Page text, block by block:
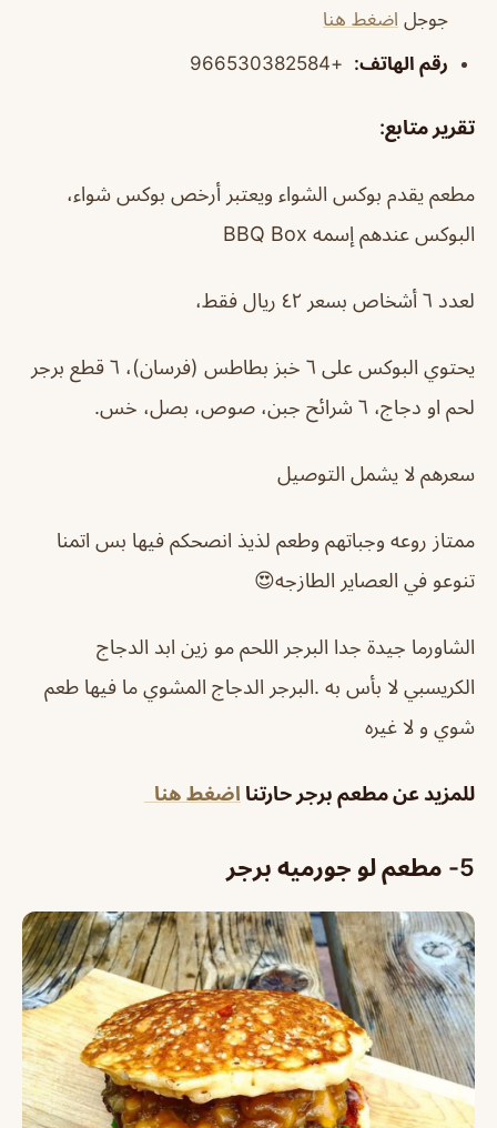
جوجل اضغط هنا
رقم الهاتف:
+966530382584
تقرير متابع:
مطعم يقدم بوكس الشواء ويعتبر أرخص بوكس شواء،
البوكس عندهم إسمه BBQ Box
لعدد ٦ أشخاص بسعر ٤٢ ريال فقط،
يحتوي البوكس على ٦ خبز بطاطس (فرسان)، ٦ قطع برجر
لحم او دجاج، ٦ شرائح جبن، صوص، بصل، خس.
سعرهم لا يشمل التوصيل
ممتاز روعه وجباتهم وطعم لذيذ انصحكم فيها بس اتمنا
تنوعو في العصاير الطازجه😍
الشاورما جيدة جدا البرجر اللحم مو زين ابد الدجاج
الكريسبي لا بأس به .البرجر الدجاج المشوي ما فيها طعم
شوي و لا غيره
للمزيد عن مطعم برجر حارتنا اضغط هنا
5- مطعم لو جورميه برجر